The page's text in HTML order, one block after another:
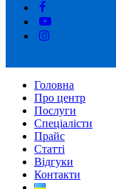
Головна
Про центр
Послуги
Спеціалісти
Прайс
Статті
Відгуки
Контакти